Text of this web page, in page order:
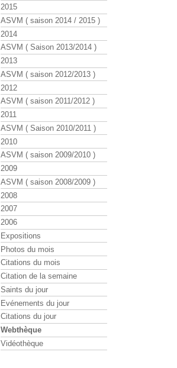
2015
ASVM ( saison 2014 / 2015 )
2014
ASVM ( Saison 2013/2014 )
2013
ASVM ( saison 2012/2013 )
2012
ASVM ( saison 2011/2012 )
2011
ASVM ( Saison 2010/2011 )
2010
ASVM ( saison 2009/2010 )
2009
ASVM ( saison 2008/2009 )
2008
2007
2006
Expositions
Photos du mois
Citations du mois
Citation de la semaine
Saints du jour
Evénements du jour
Citations du jour
Webthèque
Vidéothèque